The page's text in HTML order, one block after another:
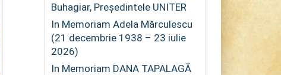
Buhagiar, Președintele UNITER
In Memoriam Adela Mărculescu
(21 decembrie 1938 – 23 iulie
2026)
In Memoriam DANA TAPALAGĂ